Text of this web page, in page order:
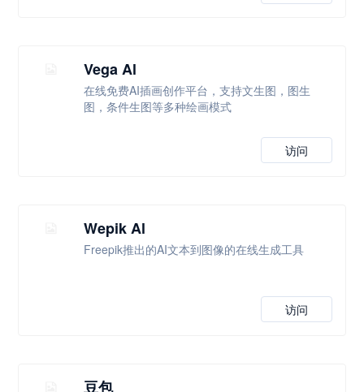
Vega Al
在线免费AI插画创作平台，支持文生图，图生
图，条件生图等多种绘画模式
访问
Wepik Al
Freepik推出的AI文本到图像的在线生成工具
访问
豆包